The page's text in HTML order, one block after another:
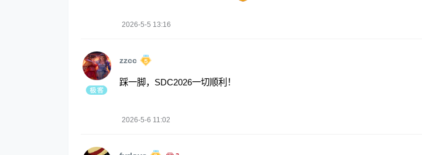
2026-5-5 13:16
zzcc
踩一脚，SDC2026一切顺利！
2026-5-6 11:02